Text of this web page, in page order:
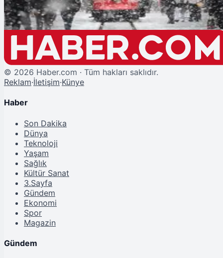
© 2026 Haber.com · Tüm hakları saklıdır.
Reklam·İletişim·Künye
Haber
Son Dakika
Dünya
Teknoloji
Yaşam
Sağlık
Kültür Sanat
3.Sayfa
Gündem
Ekonomi
Spor
Magazin
Gündem